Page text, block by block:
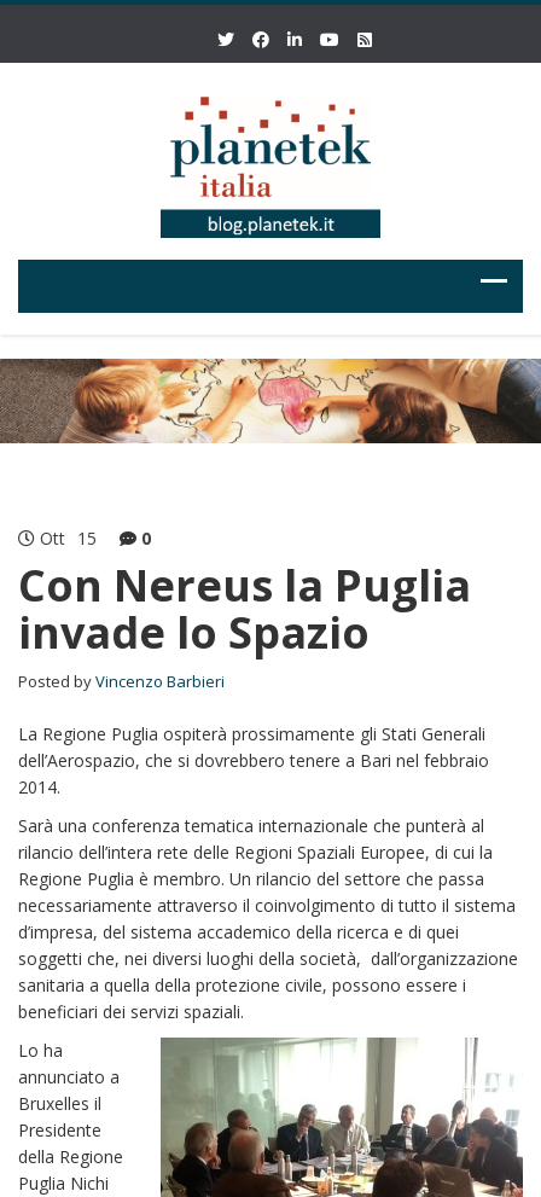
Ott 15 0
Con Nereus la Puglia
invade lo Spazio
Posted byVincenzo Barbieri
La Regione Puglia ospiterà prossimamente gli Stati Generali
dell’Aerospazio, che si dovrebbero tenere a Bari nel febbraio
2014.
Sarà una conferenza tematica internazionale che punterà al
rilancio dell’intera rete delle Regioni Spaziali Europee, di cui la
Regione Puglia è membro. Un rilancio del settore che passa
necessariamente attraverso il coinvolgimento di tutto il sistema
d’impresa, del sistema accademico della ricerca e di quei
soggetti che, nei diversi luoghi della società, dall’organizzazione
sanitaria a quella della protezione civile, possono essere i
beneficiari dei servizi spaziali.
Lo ha
annunciato a
Bruxelles il
Presidente
della Regione
Puglia Nichi